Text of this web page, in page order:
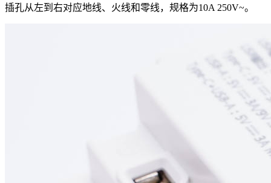
插孔从左到右对应地线、火线和零线，规格为10A 250V~。